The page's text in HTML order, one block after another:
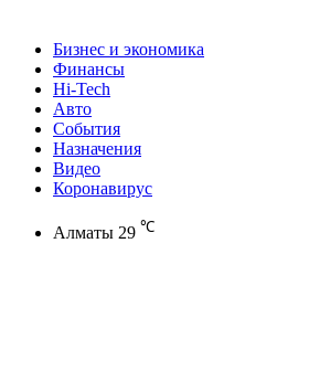
Бизнес и экономика
Финансы
Hi-Tech
Авто
События
Назначения
Видео
Коронавирус
Алматы 29 ℃